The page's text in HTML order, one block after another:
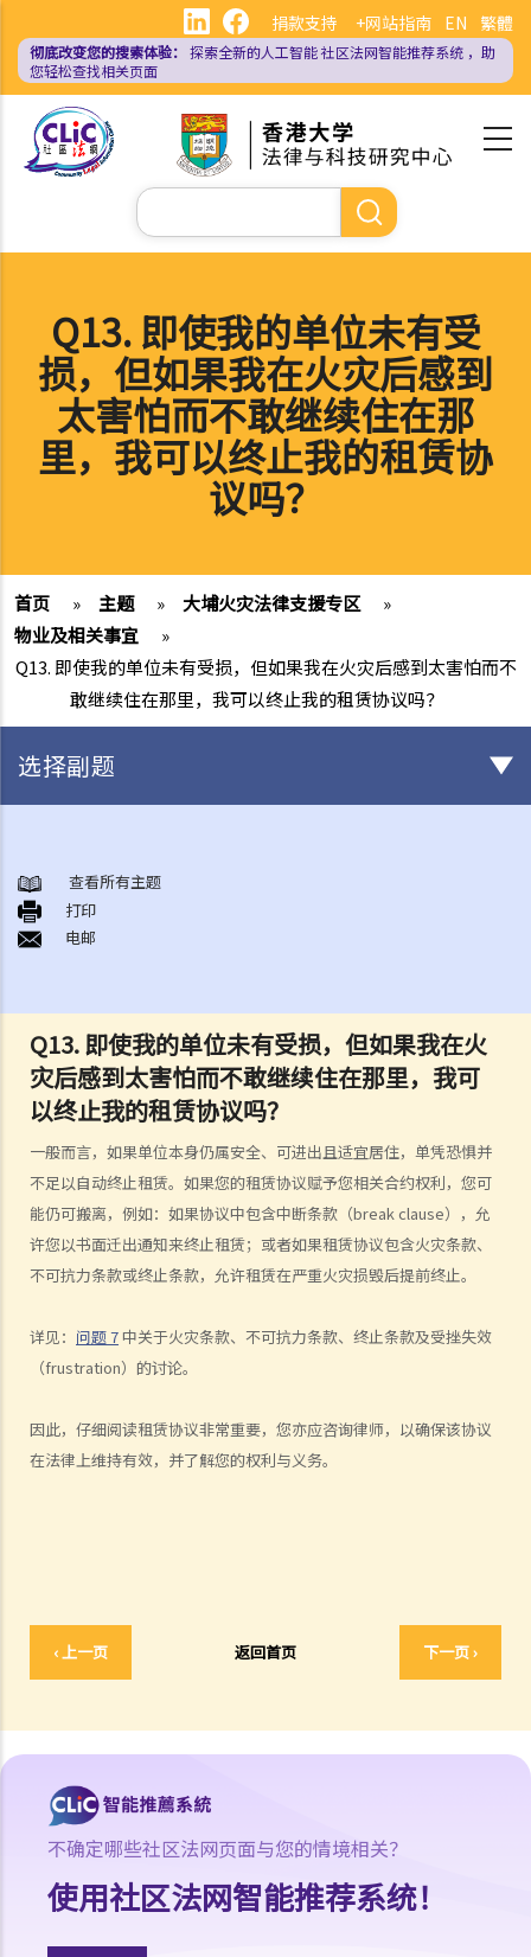
主
EN 繁體
捐款支持 +网站指南
彻底改变您的搜索体验： 探索全新的人工智能社区法网智能推荐系统 ，助
您轻松查找相关页面
搜
索
Q13. 即使我的单位未有受
损，但如果我在火灾后感到
太害怕而不敢继续住在那
里，我可以终止我的租赁协
议吗？
首页 » 主题 » 大埔火灾法律支援专区
»
物业及相关事宜
»
Q13. 即使我的单位未有受损，但如果我在火灾后感到太害怕而不
敢继续住在那里，我可以终止我的租赁协议吗？
Q13. 即使我的单位未有受损，但如果我在火
灾后感到太害怕而不敢继续住在那里，我可
以终止我的租赁协议吗？
一般而言，如果单位本身仍属安全、可进出且适宜居住，单凭恐惧并
不足以自动终止租赁。如果您的租赁协议赋予您相关合约权利，您可
能仍可搬离，例如：如果协议中包含中断条款（break clause），允
许您以书面迁出通知来终止租赁；或者如果租赁协议包含火灾条款、
不可抗力条款或终止条款，允许租赁在严重火灾损毁后提前终止。
详见： 问题 7中关于火灾条款、不可抗力条款、终止条款及受挫失效
（frustration）的讨论。
因此，仔细阅读租赁协议非常重要，您亦应咨询律师，以确保该协议
在法律上维持有效，并了解您的权利与义务。
‹ 上一页 返回首页 下一页 ›
选择副题
A. 火葬
B. 骨灰安置所（灵灰安置所）
C. 土葬
E. 骨灰撒海
F. 遗体／骨殖／骨灰出入香港
人身伤亡
伤者本人
何谓「人身伤害」？
我受伤后，何时可提出申索？
如何就人身伤害提出申索？
人身伤害诉讼所涉的法律程序
3. 申索陈述书
5. 抗辩书
6. 证明书（收费安排）
就人身伤害提出申索，是否存在时限？
就人身伤害提出申索，会取得多少赔偿？
若我因人身伤害提出申索，可否申请法律援助？
法律援助
法律援助辅助计划
切勿寻求索偿代理协助处理申索
查看所有主题
打印
电邮
不确定哪些社区法网页面与您的情境相关？
使用社区法网智能推荐系统！